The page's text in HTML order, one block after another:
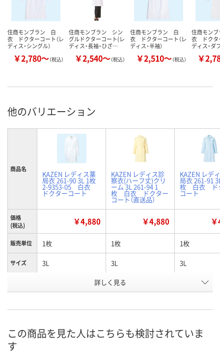
住商モンブラン 白
衣 ドクターコート（レ
ディス・シングル）
￥2,780～（税込）
住商モンブラン シン
グルドクターコート(レ
ディス・長袖・ひざ…
￥2,540～（税込）
住商モンブラン 白
衣 ドクターコート（レ
ディス・半袖）
￥2,510～（税込）
住商モン
衣 ドクタ
ディス・ダ
￥
他のバリエーション
商品名
KAZEN レディス薬
局衣 261-90 3L 1枚
2-9353-05 白衣
ドクターコート
KAZEN レディス診
察衣(ハーフ丈)クリ
ーム 3L 261-94 1
枚 白衣 ドクター
コート（直送品）
KAZEN レデ
局衣 261-91
枚 白衣 ド
コート
価格
(税込)
￥4,880 ￥4,880
販売単位 1枚 1枚 1枚
サイズ 3L 3L 3L
クリーム サックスブ
号
お届け日
詳しく見る
この商品を見た人はこちらも検討されていま
す